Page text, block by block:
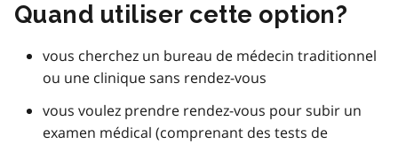
Quand utiliser cette option?
vous cherchez un bureau de médecin traditionnel
ou une clinique sans rendez-vous
vous voulez prendre rendez-vous pour subir un
examen médical (comprenant des tests de